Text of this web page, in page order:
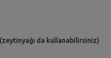
(zeytinyağı da kullanabilirsiniz)